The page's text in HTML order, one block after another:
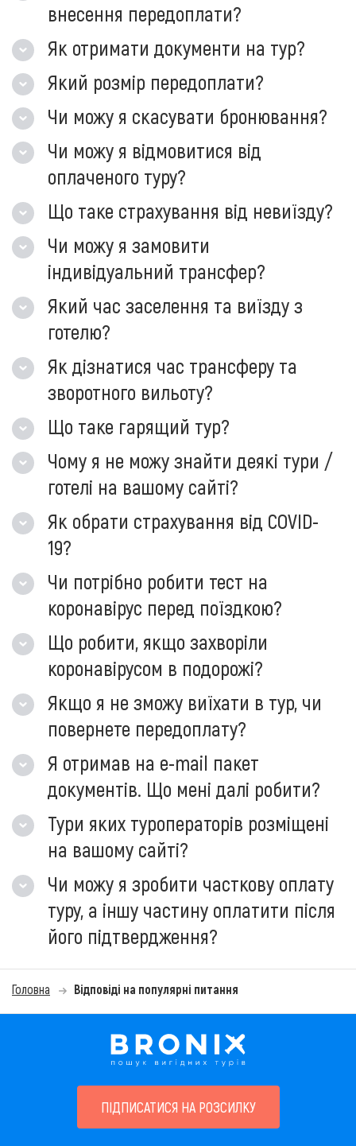
внесення передоплати?
Як отримати документи на тур?
Який розмір передоплати?
Чи можу я скасувати бронювання?
Чи можу я відмовитися від
оплаченого туру?
Що таке страхування від невиїзду?
Чи можу я замовити
індивідуальний трансфер?
Який час заселення та виїзду з
готелю?
Як дізнатися час трансферу та
зворотного вильоту?
Що таке гарящий тур?
Чому я не можу знайти деякі тури /
готелі на вашому сайті?
Як обрати страхування від COVID-
19?
Чи потрібно робити тест на
коронавірус перед поїздкою?
Що робити, якщо захворіли
коронавірусом в подорожі?
Якщо я не зможу виїхати в тур, чи
повернете передоплату?
Я отримав на e-mail пакет
документів. Що мені далі робити?
Тури яких туроператорів розміщені
на вашому сайті?
Чи можу я зробити часткову оплату
туру, а іншу частину оплатити після
його підтвердження?
Головна Відповіді на популярні питання
ПІДПИСАТИСЯ НА РОЗСИЛКУ